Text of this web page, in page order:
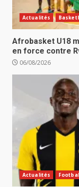
Actualités
Afrobasket U18
en force contre
06/08/2026
Actualités